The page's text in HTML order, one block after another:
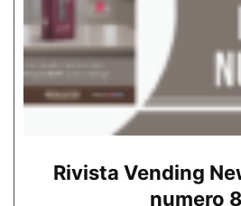
Rivista Vending
numero